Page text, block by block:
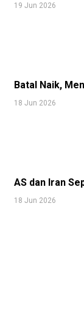
19 Jun 2026
Batal Naik,
18 Jun 2026
AS dan Iran
18 Jun 2026